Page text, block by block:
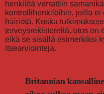
henkilöä verrattiin
kontrollihenkilöihin, joilla
häiriötä. Koska
terveysrekistereitä, otos on
eikä se sisällä esimerkiksi
itsearviointeja.
Britannian